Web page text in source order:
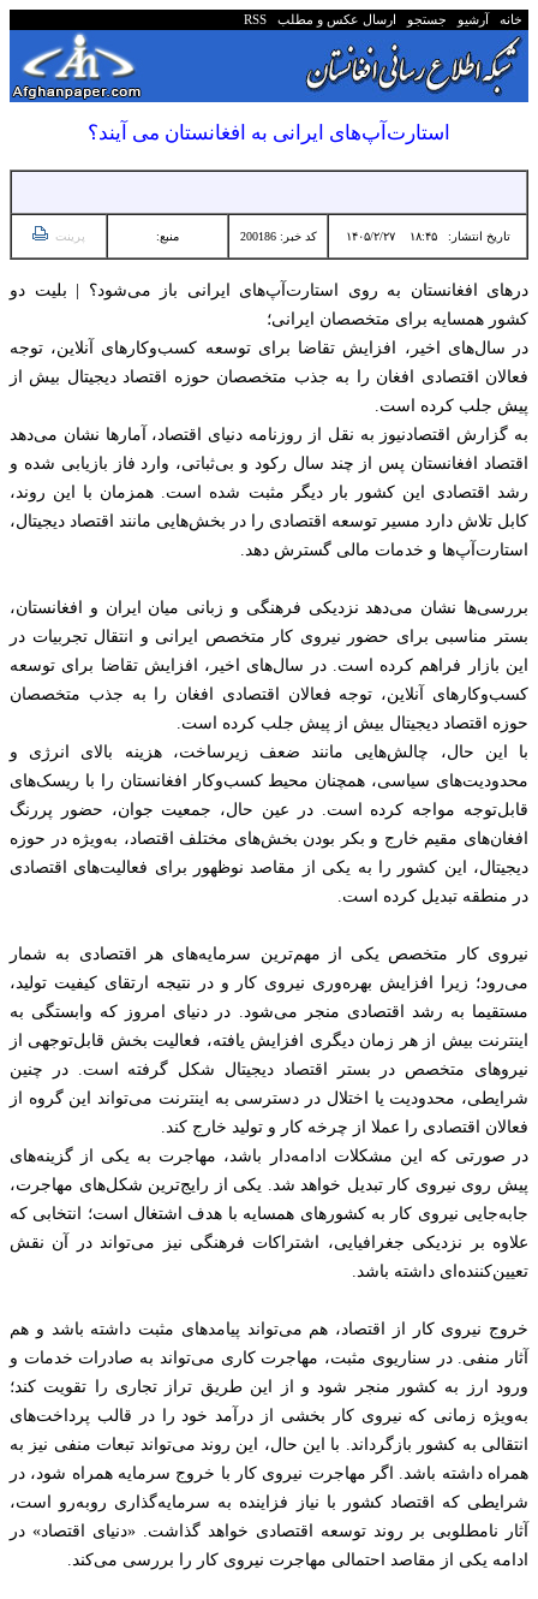
خانه آرشیو جستجو ارسال عکس و مطلب RSS
استارت‌آپ‌های ایرانی به افغانستان می آیند؟
تاریخ انتشار:۱۸:۴۵ ۱۴۰۵/۲/۲۷ کد خبر: 200186 منبع: پرینت
درهای افغانستان به روی استارت‌آپ‌های ایرانی باز می‌شود؟ | بلیت دو
کشور همسایه برای متخصصان ایرانی؛
در سال‌های اخیر، افزایش تقاضا برای توسعه کسب‌وکارهای آنلاین، توجه
فعالان اقتصادی افغان را به جذب متخصصان حوزه اقتصاد دیجیتال بیش از
پیش جلب کرده است.
به گزارش اقتصادنیوز به نقل از روزنامه دنیای اقتصاد، آمارها نشان می‌دهد
اقتصاد افغانستان پس از چند سال رکود و بی‌ثباتی، وارد فاز بازیابی شده و
رشد اقتصادی این کشور بار دیگر مثبت شده است. همزمان با این روند،
کابل تلاش دارد مسیر توسعه اقتصادی را در بخش‌هایی مانند اقتصاد دیجیتال،
استارت‌آپ‌ها و خدمات مالی گسترش دهد.
بررسی‌ها نشان می‌دهد نزدیکی فرهنگی و زبانی میان ایران و افغانستان،
بستر مناسبی برای حضور نیروی کار متخصص ایرانی و انتقال تجربیات در
این بازار فراهم کرده است. در سال‌های اخیر، افزایش تقاضا برای توسعه
کسب‌وکارهای آنلاین، توجه فعالان اقتصادی افغان را به جذب متخصصان
حوزه اقتصاد دیجیتال بیش از پیش جلب کرده است.
با این حال، چالش‌هایی مانند ضعف زیرساخت، هزینه بالای انرژی و
محدودیت‌های سیاسی، همچنان محیط کسب‌وکار افغانستان را با ریسک‌های
قابل‌توجه مواجه کرده است. در عین حال، جمعیت جوان، حضور پررنگ
افغان‌های مقیم خارج و بکر بودن بخش‌های مختلف اقتصاد، به‌ویژه در حوزه
دیجیتال، این کشور را به یکی از مقاصد نوظهور برای فعالیت‌های اقتصادی
در منطقه تبدیل کرده است.
نیروی کار متخصص یکی از مهم‌ترین سرمایه‌های هر اقتصادی به شمار
می‌رود؛ زیرا افزایش بهره‌وری نیروی کار و در نتیجه ارتقای کیفیت تولید،
مستقیما به رشد اقتصادی منجر می‌شود. در دنیای امروز که وابستگی به
اینترنت بیش از هر زمان دیگری افزایش یافته، فعالیت بخش قابل‌توجهی از
نیروهای متخصص در بستر اقتصاد دیجیتال شکل گرفته است. در چنین
شرایطی، محدودیت یا اختلال در دسترسی به اینترنت می‌تواند این گروه از
فعالان اقتصادی را عملا از چرخه کار و تولید خارج کند.
در صورتی که این مشکلات ادامه‌دار باشد، مهاجرت به یکی از گزینه‌های
پیش روی نیروی کار تبدیل خواهد شد. یکی از رایج‌ترین شکل‌های مهاجرت،
جابه‌جایی نیروی کار به کشورهای همسایه با هدف اشتغال است؛ انتخابی که
علاوه بر نزدیکی جغرافیایی، اشتراکات فرهنگی نیز می‌تواند در آن نقش
تعیین‌کننده‌ای داشته باشد.
خروج نیروی کار از اقتصاد، هم می‌تواند پیامدهای مثبت داشته باشد و هم
آثار منفی. در سناریوی مثبت، مهاجرت کاری می‌تواند به صادرات خدمات و
ورود ارز به کشور منجر شود و از این طریق تراز تجاری را تقویت کند؛
به‌ویژه زمانی که نیروی کار بخشی از درآمد خود را در قالب پرداخت‌های
انتقالی به کشور بازگرداند. با این حال، این روند می‌تواند تبعات منفی نیز به
همراه داشته باشد. اگر مهاجرت نیروی کار با خروج سرمایه همراه شود، در
شرایطی که اقتصاد کشور با نیاز فزاینده به سرمایه‌گذاری روبه‌رو است،
آثار نامطلوبی بر روند توسعه اقتصادی خواهد گذاشت. «دنیای اقتصاد» در
ادامه یکی از مقاصد احتمالی مهاجرت نیروی کار را بررسی می‌کند.